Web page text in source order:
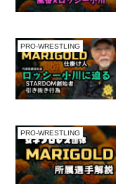
PRO-WRESTLING
PRO-WRESTLING